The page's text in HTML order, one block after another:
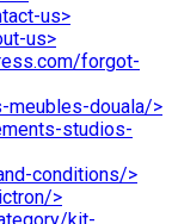
us>
us>
forgot-
meubles-douala/>
studios-
conditions/>
>